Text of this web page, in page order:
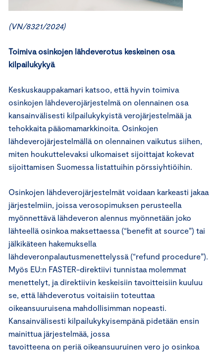
(VN/8321/2024)
Toimiva osinkojen lähdeverotus keskeinen osa
kilpailukykyä
Keskuskauppakamari katsoo, että hyvin toimiva
osinkojen lähdeverojärjestelmä on olennainen osa
kansainvälisesti kilpailukykyistä verojärjestelmää ja
tehokkaita pääomamarkkinoita. Osinkojen
lähdeverojärjestelmällä on olennainen vaikutus siihen,
miten houkuttelevaksi ulkomaiset sijoittajat kokevat
sijoittamisen Suomessa listattuihin pörssiyhtiöihin.
Osinkojen lähdeverojärjestelmät voidaan karkeasti jakaa
järjestelmiin, joissa verosopimuksen perusteella
myönnettävä lähdeveron alennus myönnetään joko
lähteellä osinkoa maksettaessa (“benefit at source”) tai
jälkikäteen hakemuksella
lähdeveronpalautusmenettelyssä (“refund procedure”).
Myös EU:n FASTER-direktiivi tunnistaa molemmat
menettelyt, ja direktiivin keskeisiin tavoitteisiin kuuluu
se, että lähdeverotus voitaisiin toteuttaa
oikeansuuruisena mahdollisimman nopeasti.
Kansainvälisesti kilpailukykyisempänä pidetään ensin
mainittua järjestelmää, jossa
tavoitteena on periä oikeansuuruinen vero jo osinkoa